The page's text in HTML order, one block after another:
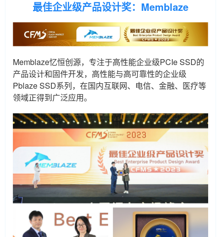
最佳企业级产品设计奖：Memblaze
Memblaze忆恒创源，专注于高性能企业级PCIe SSD的
产品设计和固件开发，高性能与高可靠性的企业级
Pblaze SSD系列，在国内互联网、电信、金融、医疗等
领域正得到广泛应用。